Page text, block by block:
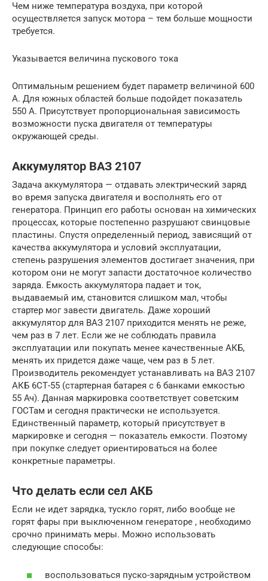
Чем ниже температура воздуха, при которой
осуществляется запуск мотора – тем больше мощности
требуется.
Указывается величина пускового тока
Оптимальным решением будет параметр величиной 600
А. Для южных областей больше подойдет показатель
550 А. Присутствует пропорциональная зависимость
возможности пуска двигателя от температуры
окружающей среды.
Аккумулятор ВАЗ 2107
Задача аккумулятора — отдавать электрический заряд
во время запуска двигателя и восполнять его от
генератора. Принцип его работы основан на химических
процессах, которые постепенно разрушают свинцовые
пластины. Спустя определенный период, зависящий от
качества аккумулятора и условий эксплуатации,
степень разрушения элементов достигает значения, при
котором они не могут запасти достаточное количество
заряда. Емкость аккумулятора падает и ток,
выдаваемый им, становится слишком мал, чтобы
стартер мог завести двигатель. Даже хороший
аккумулятор для ВАЗ 2107 приходится менять не реже,
чем раз в 7 лет. Если же не соблюдать правила
эксплуатации или покупать менее качественные АКБ,
менять их придется даже чаще, чем раз в 5 лет.
Производитель рекомендует устанавливать на ВАЗ 2107
АКБ 6СТ-55 (стартерная батарея с 6 банками емкостью
55 Ач). Данная маркировка соответствует советским
ГОСТам и сегодня практически не используется.
Единственный параметр, который присутствует в
маркировке и сегодня — показатель емкости. Поэтому
при покупке следует ориентироваться на более
конкретные параметры.
Что делать если сел АКБ
Если не идет зарядка, тускло горят, либо вообще не
горят фары при выключенном генераторе , необходимо
срочно принимать меры. Можно использовать
следующие способы:
воспользоваться пуско-зарядным устройством